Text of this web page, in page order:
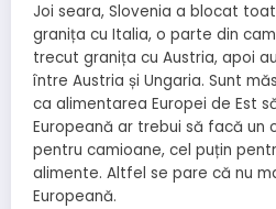
Joi seara, Slovenia a blocat
granița cu Italia, o parte din
trecut granița cu Austria, apoi
între Austria și Ungaria. Sunt
ca alimentarea Europei de Est
Europeană ar trebui să facă un
pentru camioane, cel puțin
alimente. Altfel se pare că nu
Europeană.